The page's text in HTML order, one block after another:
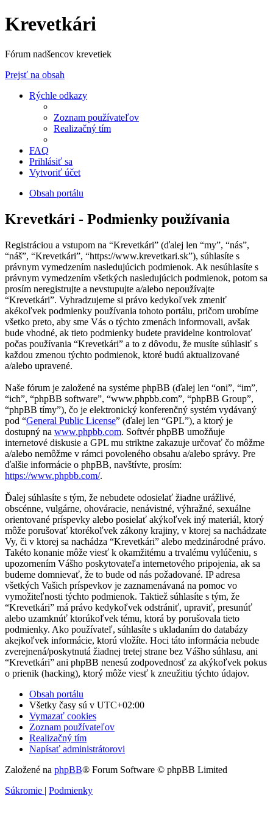
Krevetkári
Fórum nadšencov krevetiek
Prejsť na obsah
Rýchle odkazy
Zoznam používateľov
Realizačný tím
FAQ
Prihlásiť sa
Vytvoriť účet
Obsah portálu
Krevetkári - Podmienky používania
Registráciou a vstupom na “Krevetkári” (ďalej len “my”, “nás”,
“náš”, “Krevetkári”, “https://www.krevetkari.sk”), súhlasíte s
právnym vymedzením nasledujúcich podmienok. Ak nesúhlasíte s
právnym vymedzením všetkých nasledujúcich podmienok, potom sa
prosím neregistrujte a nevstupujte a/alebo nepoužívajte
“Krevetkári”. Vyhradzujeme si právo kedykoľvek zmeniť
akékoľvek podmienky používania tohoto portálu, pričom urobíme
všetko preto, aby sme Vás o týchto zmenách informovali, avšak
bude vhodné, ak tieto podmienky budete pravidelne kontrolovať
počas používania “Krevetkári” a to z dôvodu, že musíte súhlasiť s
každou zmenou týchto podmienok, ktoré budú aktualizované
a/alebo upravené.
Naše fórum je založené na systéme phpBB (ďalej len “oni”, “im”,
“ich”, “phpBB software”, “www.phpbb.com”, “phpBB Group”,
“phpBB tímy”), čo je elektronický konferenčný systém vydávaný
pod “General Public License” (ďalej len “GPL”), a ktorý je
dostupný na www.phpbb.com. Softvér phpBB umožňuje
internetové diskusie a GPL mu striktne zakazuje určovať čo môžme
a/alebo nemôžme v rámci povoleného obsahu a/alebo správy. Pre
ďalšie informácie o phpBB, navštívte, prosím:
https://www.phpbb.com/.
Ďalej súhlasíte s tým, že nebudete odosielať žiadne urážlivé,
obscénne, vulgárne, ohováracie, nenávistné, výhražné, sexuálne
orientované príspevky alebo posielať akýkoľvek iný materiál, ktorý
môže porušovať ktorékoľvek zákony krajiny, v ktorej sa nachádzate
Vy, či v ktorej sa nachádza “Krevetkári” alebo medzinárodné právo.
Takéto konanie môže viesť k okamžitému a trvalému vylúčeniu, s
upozornením Vášho poskytovateľa internetového pripojenia, ak sa
budeme domnievať, že to bude od nás požadované. IP adresa
všetkých Vašich príspevkov je zaznamenávaná na pomoc vo
vymožiteľnosti týchto podmienok. Taktiež súhlasíte s tým, že
“Krevetkári” má právo kedykoľvek odstrániť, upraviť, presunúť
alebo uzamknúť ktorúkoľvek tému, ktorá by porušovala tieto
podmienky. Ako používateľ, súhlasíte s ukladaním do databázy
akejkoľvek informácie, ktorú vložíte. Hoci táto informácia nebude
zverejnená/poskytnutá žiadnej tretej strane bez Vášho súhlasu, ani
“Krevetkári” ani phpBB nenesú zodpovednosť za akýkoľvek pokus
o prienik (hacking), ktorý môže viesť k zneužitiu týchto údajov.
Obsah portálu
Všetky časy sú v UTC+02:00
Vymazať cookies
Zoznam používateľov
Realizačný tím
Napísať administrátorovi
Založené na phpBB® Forum Software © phpBB Limited
Súkromie | Podmienky